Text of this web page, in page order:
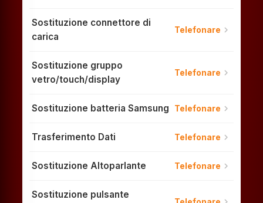
Sostituzione connettore di
carica
Telefonare chevron_right
Sostituzione gruppo
vetro/touch/display
Telefonare chevron_right
Sostituzione batteria Samsung Telefonare chevron_right
Trasferimento Dati Telefonare chevron_right
Sostituzione Altoparlante Telefonare chevron_right
Sostituzione pulsante